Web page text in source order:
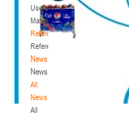
Useful
Materials
Referees
Referees
News
News
All
News
All